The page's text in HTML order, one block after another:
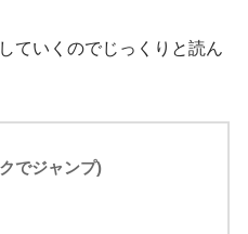
ていくのでじっくりと読ん
でジャンプ)